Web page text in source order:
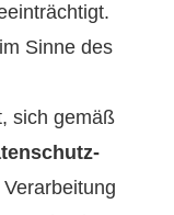
Sinne des
sich gemäß